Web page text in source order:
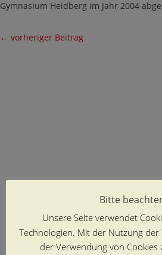
Gymnasium Heidberg im Jahr 2004
← vorheriger Beitrag
Bitte
Unsere Seite verwendet
Technologien. Mit der Nutzung der
der Verwendung von Cookies